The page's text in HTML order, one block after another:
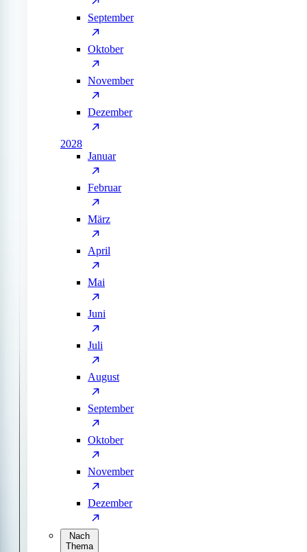
September
Oktober
November
Dezember
2028
Januar
Februar
März
April
Mai
Juni
Juli
August
September
Oktober
November
Dezember
Nach
Thema